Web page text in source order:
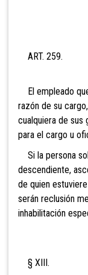
ART. 259.
El empleado
razón de su cargo
cualquiera de sus
para el cargo u
Si la persona
descendiente,
de quien
serán reclusión
inhabilitación
§ XIII.